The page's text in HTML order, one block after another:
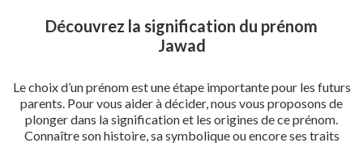
Découvrez la signification du prénom
Jawad
Le choix d’un prénom est une étape importante pour les futurs
parents. Pour vous aider à décider, nous vous proposons de
plonger dans la signification et les origines de ce prénom.
Connaître son histoire, sa symbolique ou encore ses traits